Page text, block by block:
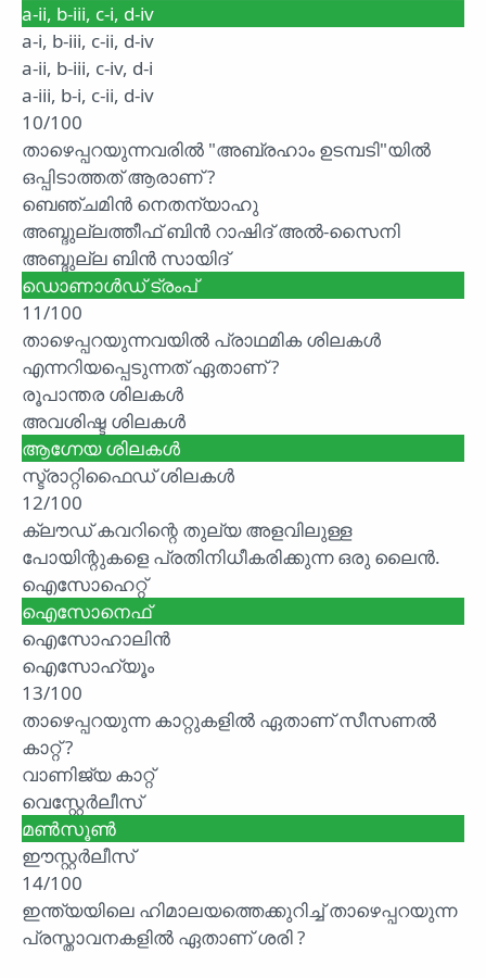
a-ii, b-iii, c-i, d-iv
a-i, b-iii, c-ii, d-iv
a-ii, b-iii, c-iv, d-i
a-iii, b-i, c-ii, d-iv
10/100
താഴെപ്പറയുന്നവരിൽ "അബ്രഹാം ഉടമ്പടി"യിൽ
ഒപ്പിടാത്തത് ആരാണ് ?
ബെഞ്ചമിൻ നെതന്യാഹു
അബ്ദുല്ലത്തീഫ് ബിൻ റാഷിദ് അൽ-സൈനി
അബ്ദുല്ല ബിൻ സായിദ്
ഡൊണാൾഡ് ട്രംപ്
11/100
താഴെപ്പറയുന്നവയിൽ പ്രാഥമിക ശിലകൾ
എന്നറിയപ്പെടുന്നത് ഏതാണ് ?
രൂപാന്തര ശിലകൾ
അവശിഷ്ട ശിലകൾ
ആഗ്നേയ ശിലകൾ
സ്ട്രാറ്റിഫൈഡ് ശിലകൾ
12/100
ക്ലൗഡ് കവറിന്റെ തുല്യ അളവിലുള്ള
പോയിന്റുകളെ പ്രതിനിധീകരിക്കുന്ന ഒരു ലൈൻ.
ഐസോഹെറ്റ്
ഐസോനെഫ്
ഐസോഹാലിൻ
ഐസോഹ്യൂം
13/100
താഴെപ്പറയുന്ന കാറ്റുകളിൽ ഏതാണ് സീസണൽ
കാറ്റ് ?
വാണിജ്യ കാറ്റ്
വെസ്റ്റേർലീസ്
മൺസൂൺ
ഈസ്റ്റർലീസ്
14/100
ഇന്ത്യയിലെ ഹിമാലയത്തെക്കുറിച്ച് താഴെപ്പറയുന്ന
പ്രസ്താവനകളിൽ ഏതാണ് ശരി ?